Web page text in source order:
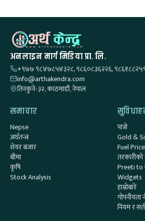
अनलाइन मार्ग मिडिया प्रा. लि.
+९७७ ९८४७८५४३२८, ९८६०८३६२२६,
info@arthakendra.com
तिनकुने-३२, काठमाडौं, नेपाल
समाचार
Nepse
अर्थतन्त्र
शेयर बजार
बीमा
कृषि
Stock Analysis
पात्रो
Gold &
Fuel
Preeti to
Widgets
हाम्रोबारे
गोपनीयता
नियम र